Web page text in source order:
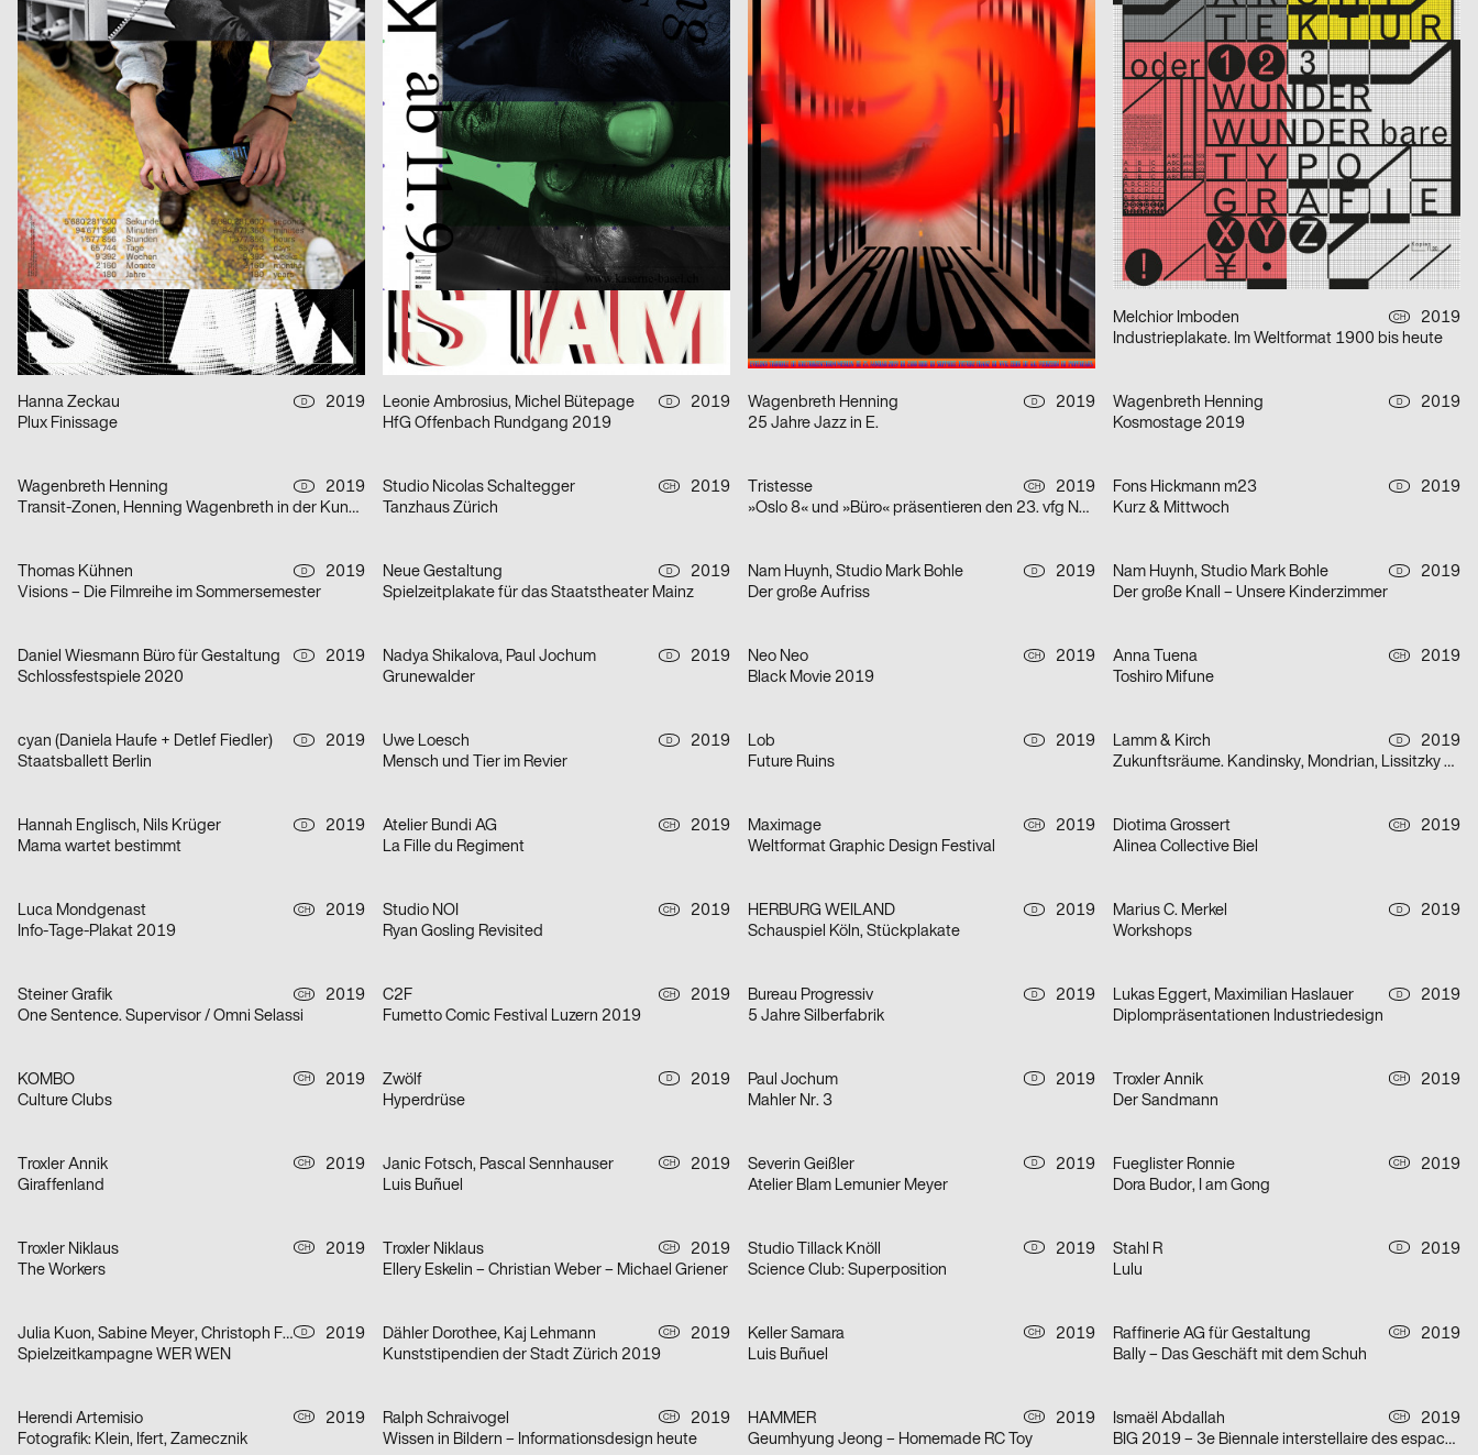
Atelier Poisson CH
2019
Les Étés d’Yverdon
SMILEINITIALPLUS
SPOILER – Ausstellungsplakate
PANK
2019
Jazz Festival Willisau 2019
SUPERO
2019
La Plage des Six Pompes 2019
Dienstleistungsplattform Institut Visuelle Kommunikation, Hoang Nguyen
2019
Future Sense
Rob&Rose, Christian Spirig
Werkstatt Alpen
babyinktwice
2019
POW!
Lars Lenhardt Serigrafie & Siebdruck D
2019
ÜBERDRUCK
Ariane Spanier Design D
2019
Akademiekonzerte – Orchester des Nationaltheaters Mannheim, Spielzeit 2
Ariane Spanier Design
2019
The Lives Of Things
Borinski Louise D
2019
A Manifesto of Signs for Equality
Paparelli Nolan
2019
SBX
Pigment CH
2019
Adapt – Solar So Good, So Far Not Good
2xGoldstein D
2019
(zwischen)räume in der gegenwartsmusik
2xGoldstein D
2019
Literatur im Blauen Salon SS2019
Melchior Imboden CH
2019
Industrieplakate. Im Weltformat 1900 bis heute
Hanna Zeckau D
2019
Plux Finissage
Leonie Ambrosius, Michel Bütepage D
2019
HfG Offenbach Rundgang 2019
Wagenbreth Henning D
2019
25 Jahre Jazz in E.
Wagenbreth Henning D
2019
Kosmostage 2019
Wagenbreth Henning D
2019
Transit-Zonen, Henning Wagenbreth in der Kunstbibliothek
Studio Nicolas Schaltegger CH
2019
Tanzhaus Zürich
Tristesse CH
2019
»Oslo 8« und »Büro« präsentieren den 23. vfg Nachwuchsförderpreis für Fotografie
Fons Hickmann m23 D
2019
Kurz & Mittwoch
Thomas Kühnen D
2019
Visions – Die Filmreihe im Sommersemester
Neue Gestaltung D
2019
Spielzeitplakate für das Staatstheater Mainz
Nam Huynh, Studio Mark Bohle D
2019
Der große Aufriss
Nam Huynh, Studio Mark Bohle D
2019
Der große Knall – Unsere Kinderzimmer
Daniel Wiesmann Büro für Gestaltung D
2019
Schlossfestspiele 2020
Nadya Shikalova, Paul Jochum D
2019
Grunewalder
Neo Neo CH
2019
Black Movie 2019
Anna Tuena CH
2019
Toshiro Mifune
cyan (Daniela Haufe + Detlef Fiedler) D
2019
Staatsballett Berlin
Uwe Loesch D
2019
Mensch und Tier im Revier
Lob D
2019
Future Ruins
Lamm & Kirch D
2019
Zukunftsräume. Kandinsky, Mondrian, Lissitzky und die abstrakt-konstruktive Avantgarde in Dresden 1919–1932
Hannah Englisch, Nils Krüger D
2019
Mama wartet bestimmt
Atelier Bundi AG CH
2019
La Fille du Regiment
Maximage CH
2019
Weltformat Graphic Design Festival
Diotima Grossert CH
2019
Alinea Collective Biel
Luca Mondgenast CH
2019
Info-Tage-Plakat 2019
Studio NOI CH
2019
Ryan Gosling Revisited
HERBURG WEILAND D
2019
Schauspiel Köln, Stückplakate
Marius C. Merkel D
2019
Workshops
Steiner Grafik CH
2019
One Sentence. Supervisor / Omni Selassi
C2F CH
2019
Fumetto Comic Festival Luzern 2019
Bureau Progressiv D
2019
5 Jahre Silberfabrik
Lukas Eggert, Maximilian Haslauer D
2019
Diplompräsentationen Industriedesign
KOMBO CH
2019
Culture Clubs
Zwölf D
2019
Hyperdrüse
Paul Jochum D
2019
Mahler Nr. 3
Troxler Annik CH
2019
Der Sandmann
Troxler Annik CH
2019
Giraffenland
Janic Fotsch, Pascal Sennhauser CH
2019
Luis Buñuel
Severin Geißler D
2019
Atelier Blam Lemunier Meyer
Fueglister Ronnie CH
2019
Dora Budor, I am Gong
Troxler Niklaus CH
2019
The Workers
Troxler Niklaus CH
2019
Ellery Eskelin – Christian Weber – Michael Griener
Studio Tillack Knöll D
2019
Science Club: Superposition
Stahl R D
2019
Lulu
Julia Kuon, Sabine Meyer, Christoph Feist D
2019
Spielzeitkampagne WER WEN
Dähler Dorothee, Kaj Lehmann CH
2019
Kunststipendien der Stadt Zürich 2019
Keller Samara CH
2019
Luis Buñuel
Raffinerie AG für Gestaltung CH
2019
Bally – Das Geschäft mit dem Schuh
Herendi Artemisio CH
2019
Fotografik: Klein, Ifert, Zamecznik
Ralph Schraivogel CH
2019
Wissen in Bildern – Informationsdesign heute
HAMMER CH
2019
Geumhyung Jeong – Homemade RC Toy
Ismaël Abdallah CH
2019
BIG 2019 – 3e Biennale interstellaire des espaces d’art de Genève